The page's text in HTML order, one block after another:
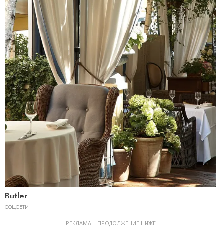
Butler
СОЦСЕТИ
РЕКЛАМА – ПРОДОЛЖЕНИЕ НИЖЕ